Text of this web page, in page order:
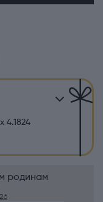
4.1824
родинам